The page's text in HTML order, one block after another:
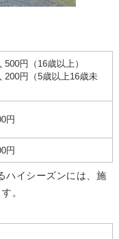
500円（16歳以上）
200円（5歳以上16歳未
円
円
ハイシーズンには、施
。